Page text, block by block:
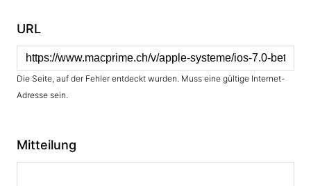
URL
Die Seite, auf der Fehler entdeckt wurden. Muss eine gültige Internet-
Adresse sein.
Mitteilung